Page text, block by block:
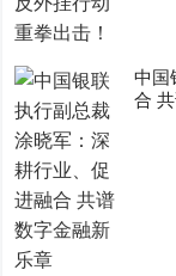
中国
合